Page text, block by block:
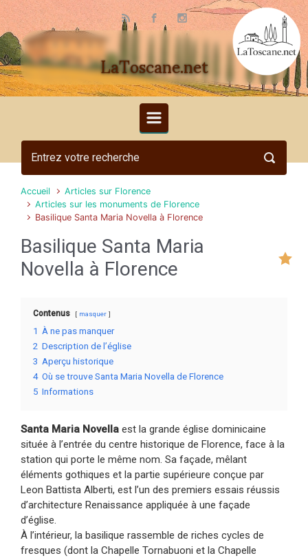
Skip to main content
LaToscane.net
Accueil
Articles sur Florence
Articles sur les monuments de Florence
Basilique Santa Maria Novella à Florence
Basilique Santa Maria
Novella à Florence
Contenus masquer
1 À ne pas manquer
2 Description de l’église
3 Aperçu historique
4 Où se trouve Santa Maria Novella de Florence
5 Informations
Santa Maria Novella est la grande église dominicaine
située à l’entrée du centre historique de Florence, face à la
station qui porte le même nom. Sa façade, mêlant
éléments gothiques et la partie supérieure conçue par
Leon Battista Alberti, est l’un des premiers essais réussis
d’architecture Renaissance appliquée à une façade
d’église.
À l’intérieur, la basilique rassemble de riches cycles de
fresques (dont la Chapelle Tornabuoni et la Chapelle